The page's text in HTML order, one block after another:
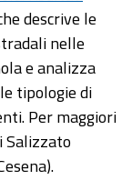
descrive le
nelle
e analizza
tipologie di
Per maggiori
Salizzato